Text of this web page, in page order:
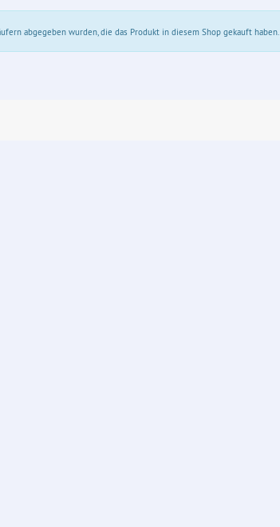
abgegeben wurden, die das Produkt in diesem Shop gekauft haben.